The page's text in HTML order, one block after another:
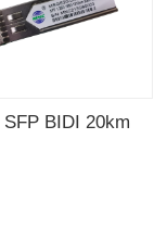
SFP BIDI 20km